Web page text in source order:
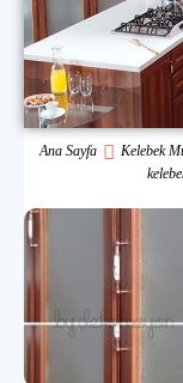
Ana Sayfa
Kelebek